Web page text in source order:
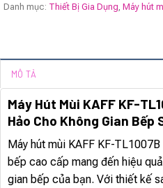
Danh mục: Thiết Bị Gia Dụng Máy hút
MÔ TẢ
Máy Hút Mùi KAFF KF-
Hảo Cho Không Gian Bếp
Máy hút mùi KAFF KF-
bếp cao cấp mang đến hiệu
gian bếp của bạn. Với thiết kế